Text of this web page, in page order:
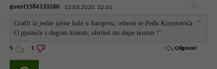
guest1584133260 13.03.2020. 22:01
Grafit iz jedne javne hale u Sarajevu; odnosi se Peđu Koyotovića : "
O pjesniče s dugom kosom, obrišeš mi dupe nosom !"
5 1 Odgovori